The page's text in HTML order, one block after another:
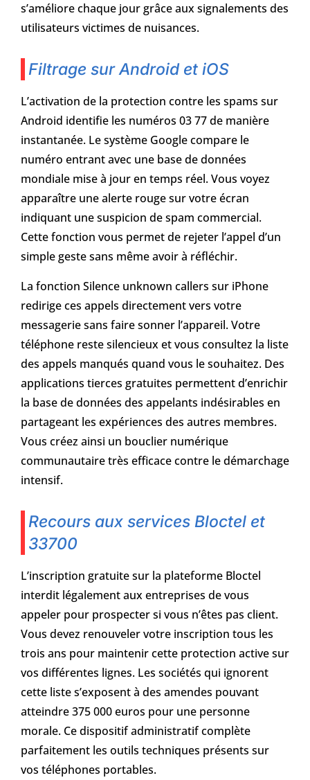
s’améliore chaque jour grâce aux signalements des
utilisateurs victimes de nuisances.
Filtrage sur Android et iOS
L’activation de la protection contre les spams sur
Android identifie les numéros 03 77 de manière
instantanée. Le système Google compare le
numéro entrant avec une base de données
mondiale mise à jour en temps réel. Vous voyez
apparaître une alerte rouge sur votre écran
indiquant une suspicion de spam commercial.
Cette fonction vous permet de rejeter l’appel d’un
simple geste sans même avoir à réfléchir.
La fonction Silence unknown callers sur iPhone
redirige ces appels directement vers votre
messagerie sans faire sonner l’appareil. Votre
téléphone reste silencieux et vous consultez la liste
des appels manqués quand vous le souhaitez. Des
applications tierces gratuites permettent d’enrichir
la base de données des appelants indésirables en
partageant les expériences des autres membres.
Vous créez ainsi un bouclier numérique
communautaire très efficace contre le démarchage
intensif.
Recours aux services Bloctel et
33700
L’inscription gratuite sur la plateforme Bloctel
interdit légalement aux entreprises de vous
appeler pour prospecter si vous n’êtes pas client.
Vous devez renouveler votre inscription tous les
trois ans pour maintenir cette protection active sur
vos différentes lignes. Les sociétés qui ignorent
cette liste s’exposent à des amendes pouvant
atteindre 375 000 euros pour une personne
morale. Ce dispositif administratif complète
parfaitement les outils techniques présents sur
vos téléphones portables.